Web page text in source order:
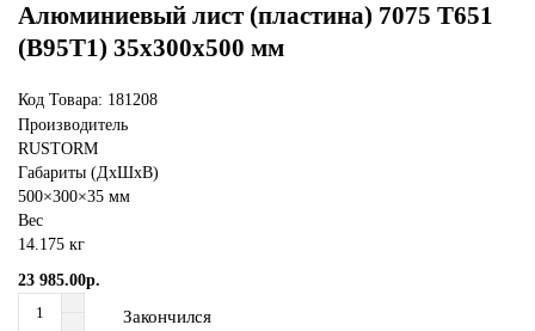
Алюминиевый лист (пластина) 7075 Т651
(В95Т1) 35х300х500 мм
Код Товара: 181208
Производитель
RUSTORM
Габариты (ДхШхВ)
500×300×35 мм
Вес
14.175 кг
23 985.00р.
Закончился